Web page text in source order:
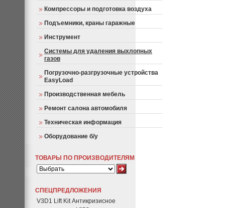
Компрессоры и подготовка воздуха
Подъемники, краны гаражные
Инструмент
Системы для удаления выхлопных
газов
Погрузочно-разгрузочные устройства
EasyLoad
Производственная мебель
Ремонт салона автомобиля
Техническая информация
Оборудование б/у
ТОВАРЫ ПО ПРОИЗВОДИТЕЛЯМ
СПЕЦПРЕДЛОЖЕНИЯ
V3D1 Lift Kit Антикризисное